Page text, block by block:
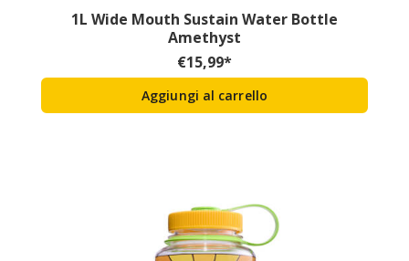
1L Wide Mouth Sustain Water Bottle
Amethyst
€15,99*
Aggiungi al carrello